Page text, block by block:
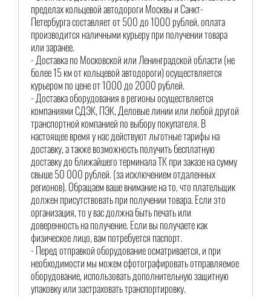
пределах кольцевой автодороги Москвы и Санкт-
Петербурга составляет от 500 до 1000 рублей, оплата
производится наличными курьеру при получении товара
или заранее.
- Доставка по Московской или Ленинградской области (не
более 15 км от кольцевой автодороги) осуществляется
курьером по цене от 1000 до 2000 рублей.
- Доставка оборудования в регионы осуществляется
компаниями СДЭК, ПЭК, Деловые линии или любой другой
транспортной компанией по выбору покупателя. В
настоящее время у нас действуют льготные тарифы на
доставку, а также возможность получить бесплатную
доставку до ближайшего терминала ТК при заказе на сумму
свыше 50 000 рублей. (за исключением отдаленных
регионов). Обращаем ваше внимание на то, что плательщик
должен присутствовать при получении товара. Если это
организация, то у вас должна быть печать или
доверенность на получение. Если вы получаете как
физическое лицо, вам потребуется паспорт.
- Перед отправкой оборудование осматривается, и при
необходимости мы можем сфотографировать отправляемое
оборудование, использовать дополнительную защитную
упаковку или застраховать транспортировку.